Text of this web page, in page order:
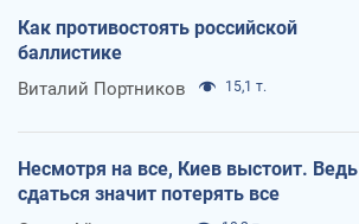
Как противостоять российской
баллистике
Виталий Портников 15,1 т.
Несмотря на все, Киев выстоит. Ведь
сдаться значит потерять все